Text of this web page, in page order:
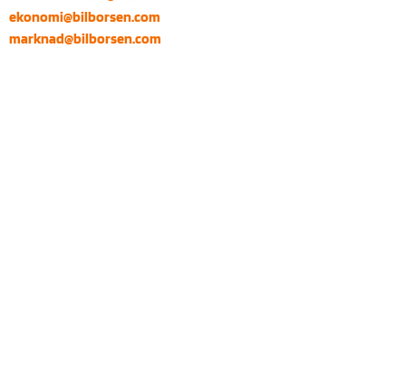
ekonomi@bilborsen.com
marknad@bilborsen.com